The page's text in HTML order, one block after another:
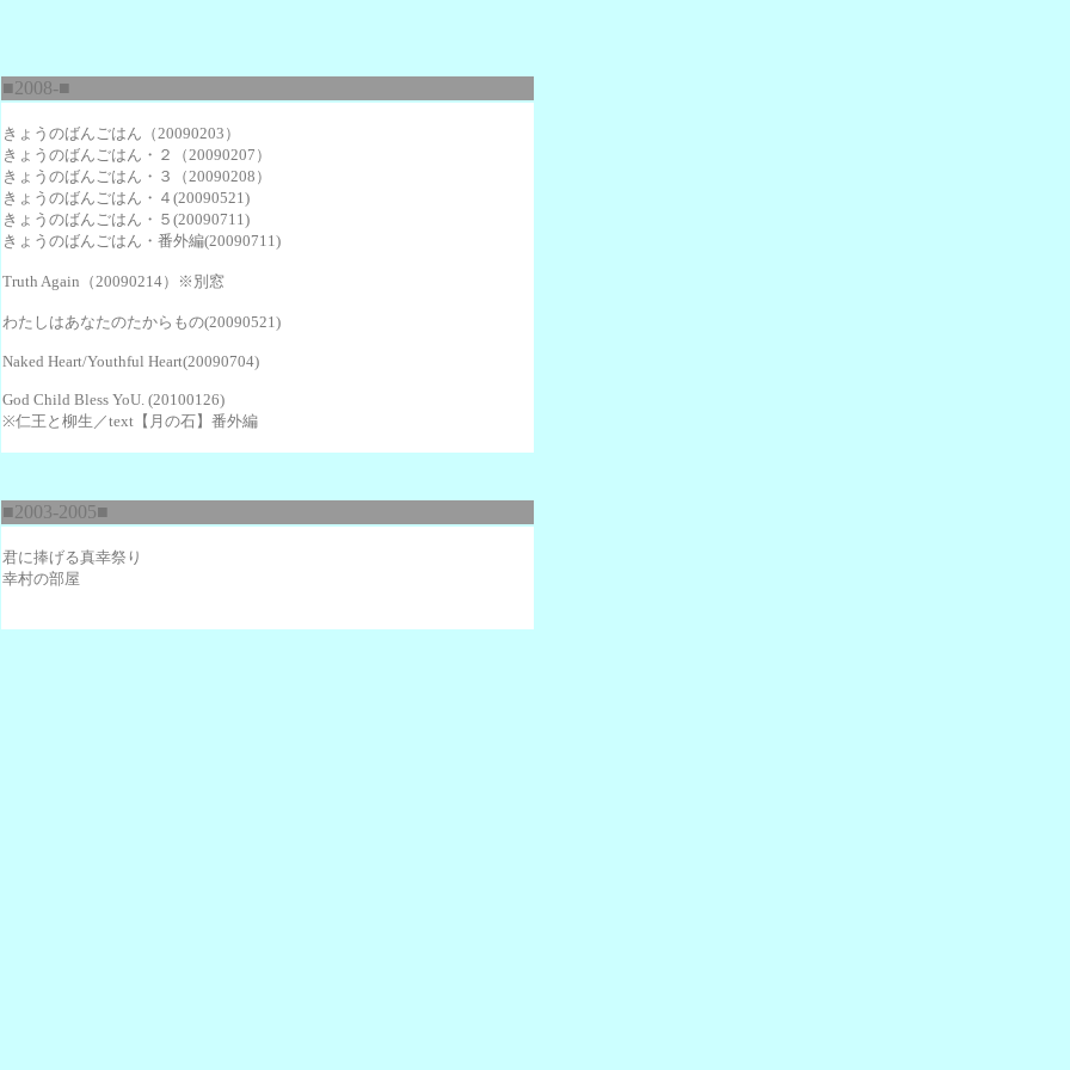
■2008-■
きょうのばんごはん（20090203）
きょうのばんごはん・２（20090207）
きょうのばんごはん・３（20090208）
きょうのばんごはん・４(20090521)
きょうのばんごはん・５(20090711)
きょうのばんごはん・番外編(20090711)
Truth Again （20090214）※別窓
わたしはあなたのたからもの(20090521)
Naked Heart/Youthful Heart(20090704)
God Child Bless YoU. (20100126)
※仁王と柳生／text【月の石】番外編
■2003-2005■
君に捧げる真幸祭り
幸村の部屋